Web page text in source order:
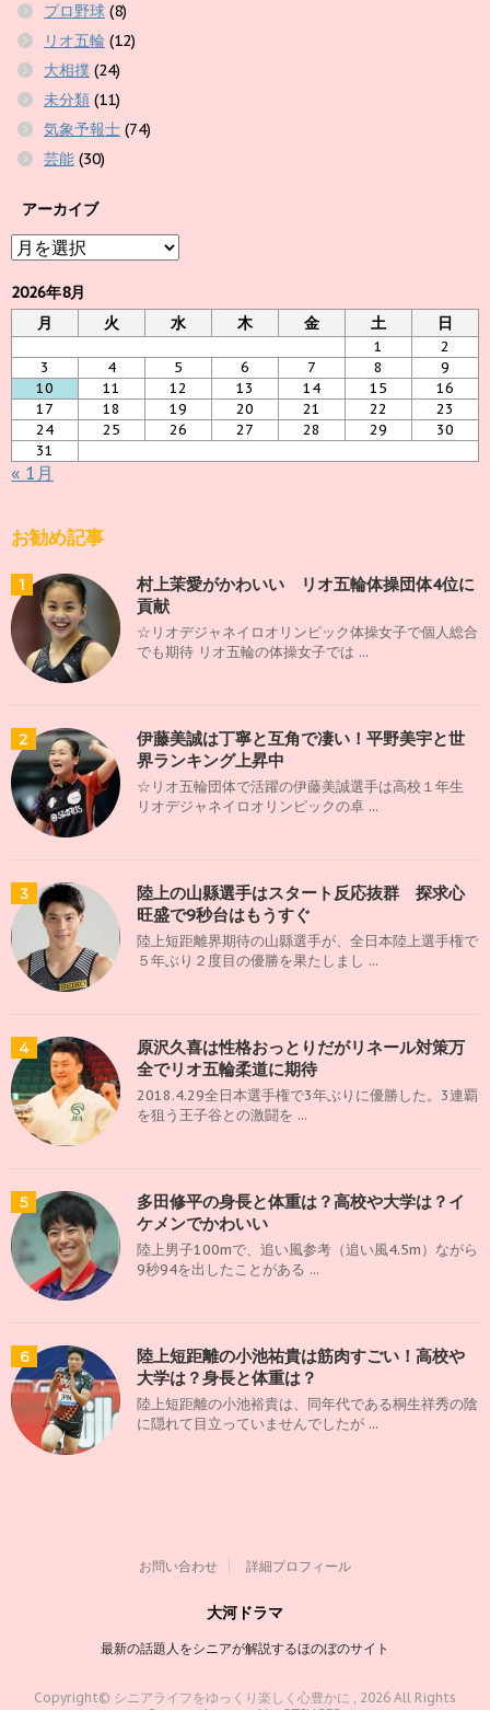
プロ野球 (8)
リオ五輪 (12)
大相撲 (24)
未分類 (11)
気象予報士 (74)
芸能 (30)
アーカイブ
ア
カ
イ
ブ
2026年8月
月
火 水 木 金 土 日
1
2
3
4 5 6 7 8
9
10
11 12 13 14 15
16
17
18 19 20 21 22
23
24
25 26 27 28 29
30
31
« 1月
お勧め記事
1
村上茉愛がかわいい リオ五輪体操団体4位に
貢献
☆リオデジャネイロオリンピック体操女子で個人総合
でも期待 リオ五輪の体操女子では ...
2
伊藤美誠は丁寧と互角で凄い！平野美宇と世
界ランキング上昇中
☆リオ五輪団体で活躍の伊藤美誠選手は高校１年生
リオデジャネイロオリンピックの卓 ...
3
陸上の山縣選手はスタート反応抜群 探求心
旺盛で9秒台はもうすぐ
陸上短距離界期待の山縣選手が、全日本陸上選手権で
５年ぶり２度目の優勝を果たしまし ...
4
原沢久喜は性格おっとりだがリネール対策万
全でリオ五輪柔道に期待
2018.4.29全日本選手権で3年ぶりに優勝した。3連覇
を狙う王子谷との激闘を ...
5
多田修平の身長と体重は？高校や大学は？イ
ケメンでかわいい
陸上男子100mで、追い風参考（追い風4.5m）ながら
9秒94を出したことがある ...
6
陸上短距離の小池祐貴は筋肉すごい！高校や
大学は？身長と体重は？
陸上短距離の小池裕貴は、同年代である桐生祥秀の陰
に隠れて目立っていませんでしたが ...
お問い合わせ 詳細プロフィール
大河ドラマ
最新の話題人をシニアが解説するほのぼのサイト
Copyright© シニアライフをゆっくり楽しく心豊かに , 2026 All Rights